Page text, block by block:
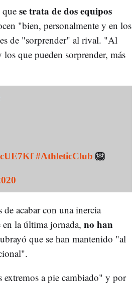
se trata de dos equipos
"bien, personalmente y en los
de "sorprender" al rival. "Al
que pueden sorprender, más
#AthleticClub 🦁
acabar con una inercia
la última jornada, no han
que se han mantenido "al
a pie cambiado" y por